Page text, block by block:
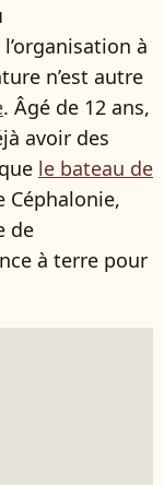
à
n’est autre
. Âgé de 12 ans,
avoir des
le bateau de
Céphalonie,
de
à terre pour